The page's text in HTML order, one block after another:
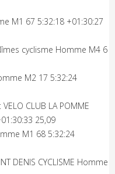
M1 67 5:32:18 +01:30:27
cyclisme Homme M4 6
M2 17 5:32:24
CLUB LA POMME
25,09
M1 68 5:32:24
DENIS CYCLISME Homme